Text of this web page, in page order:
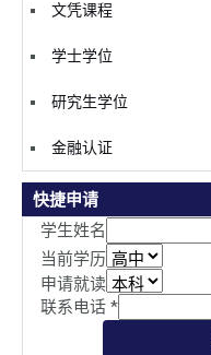
文凭课程
学士学位
研究生学位
金融认证
快捷申请
学生姓名
当前学历
申请就读
联系电话 *